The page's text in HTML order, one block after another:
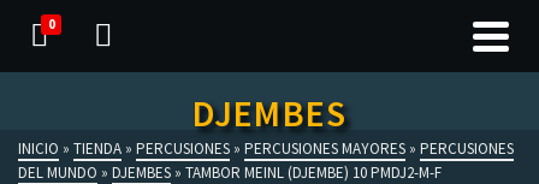
0
DJEMBES
INICIO » TIENDA » PERCUSIONES » PERCUSIONES MAYORES » PERCUSIONES
DEL MUNDO » DJEMBES » TAMBOR MEINL (DJEMBE) 10 PMDJ2-M-F